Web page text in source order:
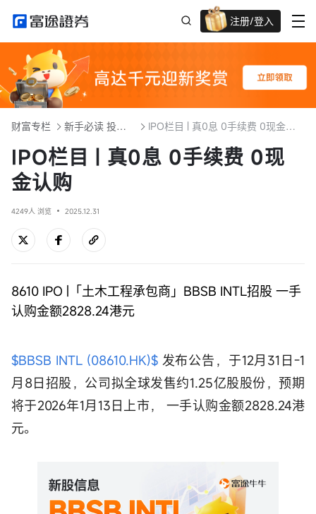
注册/登入
迎新重磅礼 股票/BTC等任你选!
财富专栏 新手必读 投资入门101 IPO栏目 | 真0息 0手续费 0现金认购
IPO栏目 | 真0息 0手续费 0现
金认购
4249人 浏览 2025.12.31
8610 IPO |「土木工程承包商」BBSB INTL招股 一手
认购金额2828.24港元
$BBSB INTL (08610.HK)$发布公告，于12月31日-1
月8日招股，公司拟全球发售约1.25亿股股份，预期
将于2026年1月13日上市， 一手认购金额2828.24港
元。